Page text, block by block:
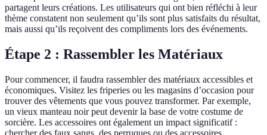
partagent leurs créations. Les utilisateurs qui ont bien réfléchi à leur
thème constatent non seulement qu’ils sont plus satisfaits du résultat,
mais aussi qu’ils reçoivent des compliments lors des événements.
Étape 2 : Rassembler les Matériaux
Pour commencer, il faudra rassembler des matériaux accessibles et
économiques. Visitez les friperies ou les magasins d’occasion pour
trouver des vêtements que vous pouvez transformer. Par exemple,
un vieux manteau noir peut devenir la base de votre costume de
sorcière. Les accessoires ont également un impact significatif :
chercher des faux sangs, des perruques ou des accessoires